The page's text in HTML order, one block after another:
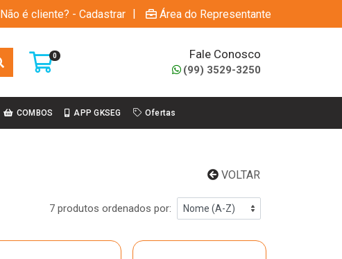
Não é cliente? - Cadastrar | Área do Representante
0 Fale Conosco
(99) 3529-3250
COMBOS APP GKSEG Ofertas
VOLTAR
7 produtos ordenados por: